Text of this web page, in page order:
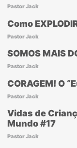
Pastor Jack
Como
Pastor Jack
SOMOS MAIS
Pastor Jack
CORAGEM! O
Pastor Jack
Vidas de
Mundo #17
Pastor Jack